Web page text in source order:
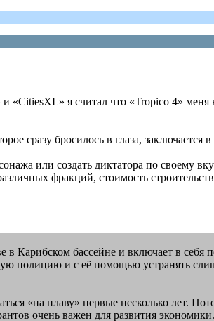
«CitiesXL» я считал что «Tropico 4»
сразу бросилось в глаза,
или создать диктатора по своему
фракций, стоимость
в Карибском бассейне и включает в
полицию и с её помощью устранять
«на плаву» первые несколько лет.
очень важен для развития